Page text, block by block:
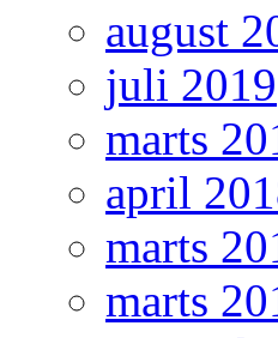
august
juli 2019
marts
april
marts
marts